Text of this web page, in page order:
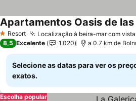
1 Estrelas
Resort Localização à beira-mar com
Apartamentos Oasis de las
8,5 Excelente 1.020 a 0.7 km de
Selecione as datas para ver os
exatos.
Escolha popular